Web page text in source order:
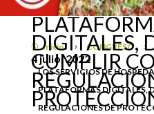
 Inicio 5 CONGRESO 5
LOS SERVICIOS DE
PLATAFORMAS DIGITALES,
REGULACIONES DE
DIGITALES,
CUMPLIR
4 julio, 2022